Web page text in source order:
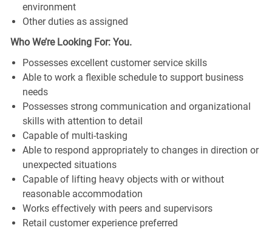
environment
Other duties as assigned
Who We’re Looking For: You.
Possesses excellent customer service skills
Able to work a flexible schedule to support business
needs
Possesses strong communication and organizational
skills with attention to detail
Capable of multi-tasking
Able to respond appropriately to changes in direction or
unexpected situations
Capable of lifting heavy objects with or without
reasonable accommodation
Works effectively with peers and supervisors
Retail customer experience preferred